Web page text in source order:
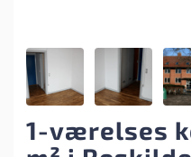
1-værelses